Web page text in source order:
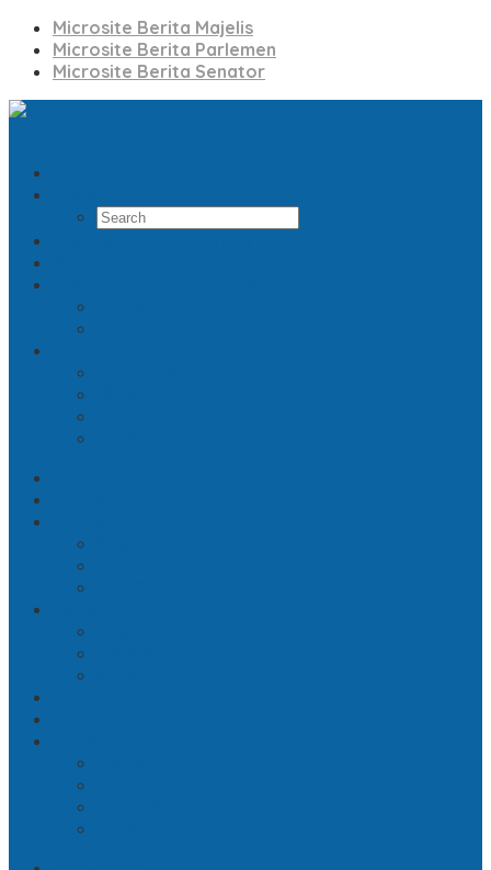
Microsite Berita Majelis
Microsite Berita Parlemen
Microsite Berita Senator